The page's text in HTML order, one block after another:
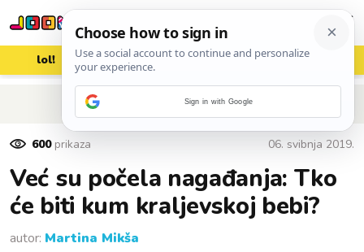
lol! aww vrh! woot?!
POVRATAK NA ČLANAK
600prikaza 06. svibnja 2019.
Već su počela nagađanja: Tko
će biti kum kraljevskoj bebi?
autor: Martina Mikša
Sign in with Google